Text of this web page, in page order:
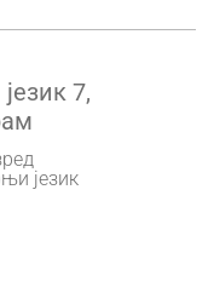
7,
језик